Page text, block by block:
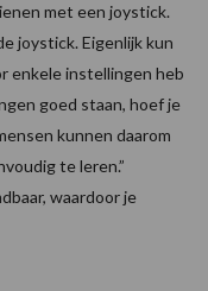
met een joystick.
joystick. Eigenlijk kun
enkele instellingen heb
goed staan, hoef je
kunnen daarom
te leren.”
waardoor je